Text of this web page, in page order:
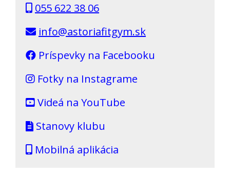
055 622 38 06
info@astoriafitgym.sk
Príspevky na Facebooku
Fotky na Instagrame
Videá na YouTube
Stanovy klubu
Mobilná aplikácia